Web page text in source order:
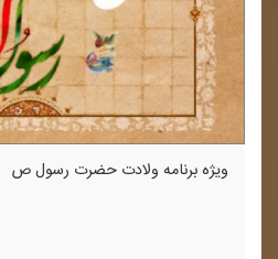
ویژه برنامه ولادت حضرت رسول ص